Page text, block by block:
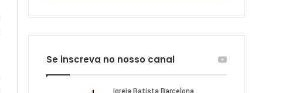
Se inscreva no nosso canal